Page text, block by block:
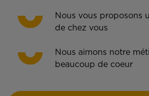
Nous vous proposons
de chez vous
Nous aimons notre
beaucoup de coeur